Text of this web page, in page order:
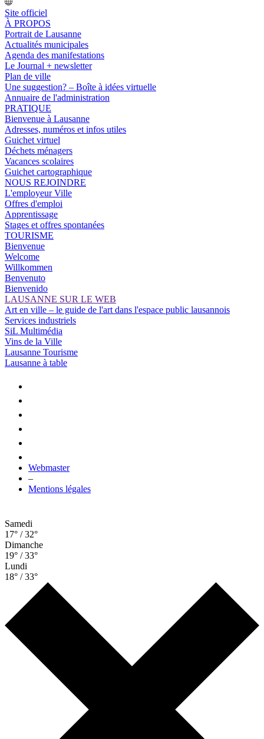
Site officiel
À PROPOS
Portrait de Lausanne
Actualités municipales
Agenda des manifestations
Le Journal + newsletter
Plan de ville
Une suggestion? – Boîte à idées virtuelle
Annuaire de l'administration
PRATIQUE
Bienvenue à Lausanne
Adresses, numéros et infos utiles
Guichet virtuel
Déchets ménagers
Vacances scolaires
Guichet cartographique
NOUS REJOINDRE
L'employeur Ville
Offres d'emploi
Apprentissage
Stages et offres spontanées
TOURISME
Bienvenue
Welcome
Willkommen
Benvenuto
Bienvenido
LAUSANNE SUR LE WEB
Art en ville – le guide de l'art dans l'espace public lausannois
Services industriels
SiL Multimédia
Vins de la Ville
Lausanne Tourisme
Lausanne à table
Webmaster
–
Mentions légales
Samedi
17° / 32°
Dimanche
19° / 33°
Lundi
18° / 33°